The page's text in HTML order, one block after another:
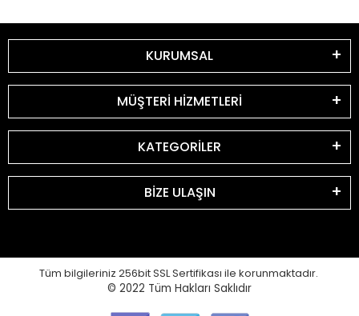
KURUMSAL
MÜŞTERİ HİZMETLERİ
KATEGORİLER
BİZE ULAŞIN
Tüm bilgileriniz 256bit SSL Sertifikası ile korunmaktadır.
© 2022 Tüm Hakları Saklıdır